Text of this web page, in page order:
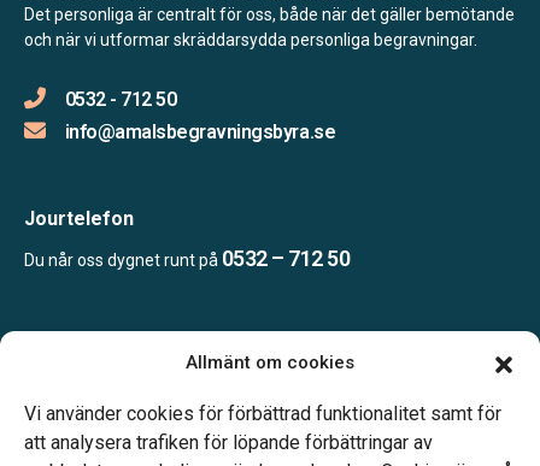
Allmänt om cookies
Vi använder cookies för förbättrad funktionalitet samt för
att analysera trafiken för löpande förbättringar av
Det personliga är centralt för oss, både när det gäller bemötande
och när vi utformar skräddarsydda personliga begravningar.
0532 - 712 50
info@amalsbegravningsbyra.se
Jourtelefon
Du når oss dygnet runt på 0532 – 712 50
Telefonjour dygnet runt.